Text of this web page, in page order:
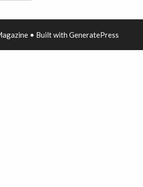
• Built with GeneratePress